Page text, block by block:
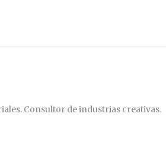
Consultor de industrias creativas.